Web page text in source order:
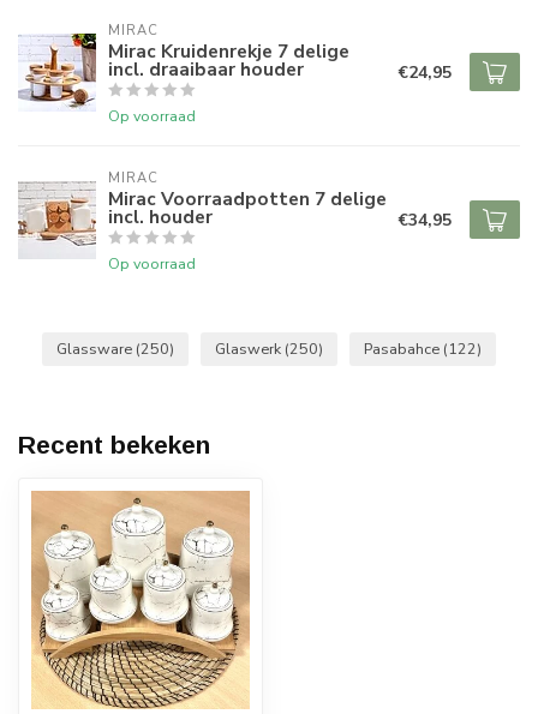
MIRAC
Mirac Kruidenrekje 7 delige
incl. draaibaar houder
Op voorraad
€24,95
MIRAC
Mirac Voorraadpotten 7 delige
incl. houder
Op voorraad
€34,95
Glassware (250) Glaswerk (250) Pasabahce (122)
Recent bekeken